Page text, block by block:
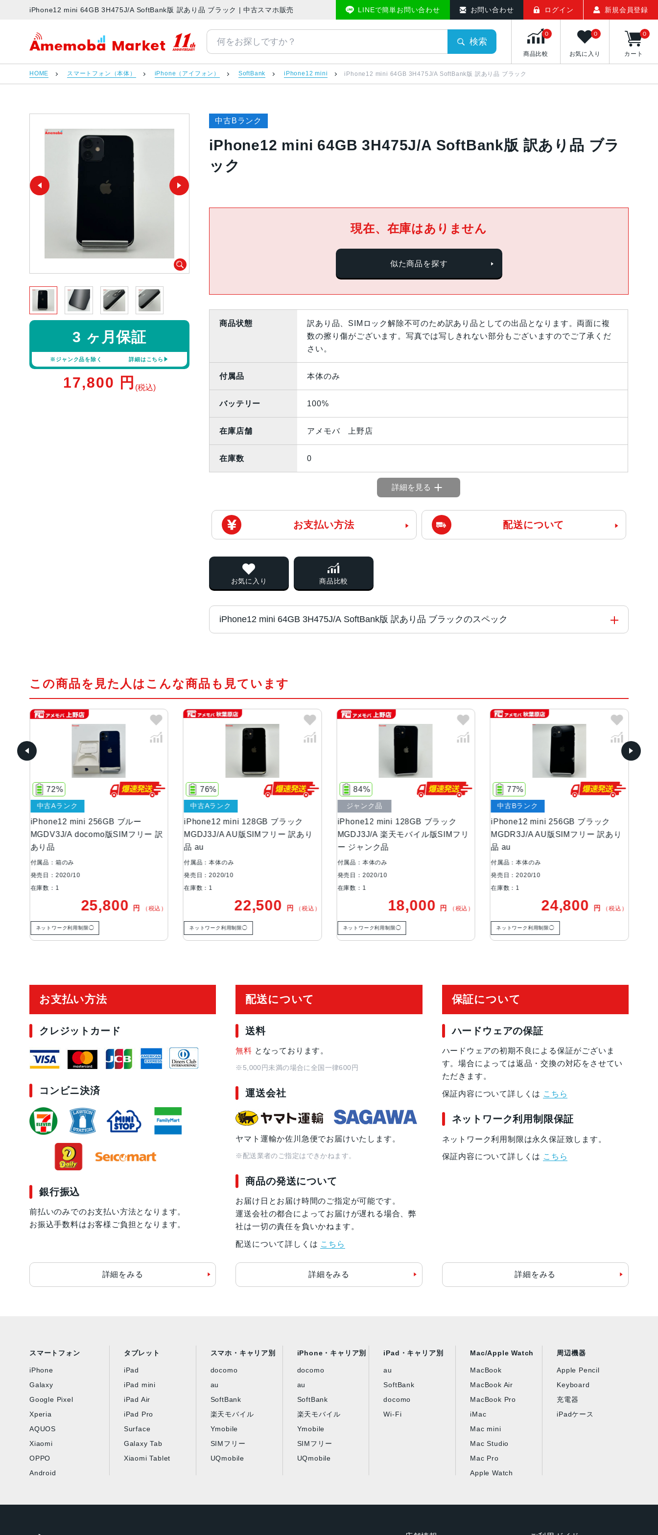
iPhone12 mini 64GB 3H475J/A SoftBank版 訳あり品 ブラック | 中古スマホ販売のアメモバマーケットLINEで簡単お問い合わせ お問い合わせ ログイン 新規会員登録
アメモバマーケット
検索
商品比較
0
お気に入り
0
カート
0
HOME スマートフォン（本体） iPhone（アイフォン） SoftBank iPhone12 mini iPhone12 mini 64GB 3H475J/A SoftBank版 訳あり品 ブラック
中古Bランク
iPhone12 mini 64GB 3H475J/A SoftBank版 訳あり品 ブラ
ック
3 ヶ月保証
※ジャンク品を除く 詳細はこちら
17,800 円 (税込)
現在、在庫はありません
似た商品を探す
商品状態
訳あり品、SIMロック解除不可のため訳あり品としての出品となります。両面に複
数の擦り傷がございます。写真では写しきれない部分もございますのでご了承くだ
さい。
付属品 本体のみ
バッテリー 100%
在庫店舗 アメモバ 上野店
在庫数 0
詳細を見る
お支払い方法 配送について
お気に入り 商品比較
iPhone12 mini 64GB 3H475J/A SoftBank版 訳あり品 ブラックのスペック
発売日
質量 133g
画面解像度 2340 X 1080
ストレージ容量 64GB, 128GB, 256GB
本体素材 アルミニウム, ガラス
代
CDMA方式, GSM方式
レンズ数 デュアルレンズ
保護 耐指紋撥油コーティング, 防塵, 防水, 防滴
認証機能 顔認証
搭載センサー
ジャイロセンサー, デジタルコンパス, 加速度計, 周囲光センサー, 気圧センサー, 近
SIMスロット数 シングルSIM+eSIM
前面カメラ解像度 1,200万画素
この商品を見た人はこんな商品も見ています
ブルー
SIMフリー 訳
iPhone12 mini 128GB ブラック
MGDJ3J/A AU版SIMフリー 訳あり
76%
発売日：2020/10
22,500
ネットワーク利用制限◯
iPhone12 mini 128GB ブラック
MGDJ3J/A 楽天モバイル版SIMフリ
84%
付属品：本体のみ
発売日：2020/10
18,000
ネットワーク利用制限◯
iPhone12 mini 256GB ブラック
MGDR3J/A AU版SIMフリー 訳あり
品 au
77%
付属品：本体のみ
発売日：2020/10
24,800
ネットワーク利用制限◯
iPhone12 mini 64GB ブルー
MGAP3J/A 楽天モバイル版SIM
75%
付属品：本体のみ
発売日：2020/10
15,000
ネットワーク利用制限◯
お支払い方法
クレジットカード
コンビニ決済
銀行振込
前払いのみでのお支払い方法となります。
お振込手数料はお客様ご負担となります。
詳細をみる
配送について
送料
無料 となっております。
※5,000円未満の場合に全国一律600円
運送会社
ヤマト運輸か佐川急便でお届けいたします。
※配送業者のご指定はできかねます。
商品の発送について
お届け日とお届け時間のご指定が可能です。
運送会社の都合によってお届けが遅れる場合、弊
社は一切の責任を負いかねます。
配送について詳しくは こちら
詳細をみる
保証について
ハードウェアの保証
ハードウェアの初期不良による保証がございま
す。場合によっては返品・交換の対応をさせてい
ただきます。
保証内容について詳しくは こちら
ネットワーク利用制限保証
ネットワーク利用制限は永久保証致します。
保証内容について詳しくは こちら
詳細をみる
スマートフォン
iPhone
Galaxy
Google Pixel
Xperia
AQUOS
Xiaomi
OPPO
Android
タブレット
iPad
iPad mini
iPad Air
iPad Pro
Surface
Galaxy Tab
Xiaomi Tablet
スマホ・キャリア別
docomo
au
SoftBank
楽天モバイル
Ymobile
SIMフリー
UQmobile
iPhone・キャリア別
docomo
au
SoftBank
楽天モバイル
Ymobile
SIMフリー
UQmobile
iPad・キャリア別
au
SoftBank
docomo
Wi-Fi
Mac/Apple Watch
MacBook
MacBook Air
MacBook Pro
iMac
Mac mini
Mac Studio
Mac Pro
Apple Watch
周辺機器
Apple Pencil
Keyboard
充電器
iPadケース